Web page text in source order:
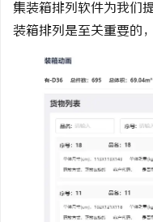
集装箱排列软件为我们
装箱排列是至关重要的